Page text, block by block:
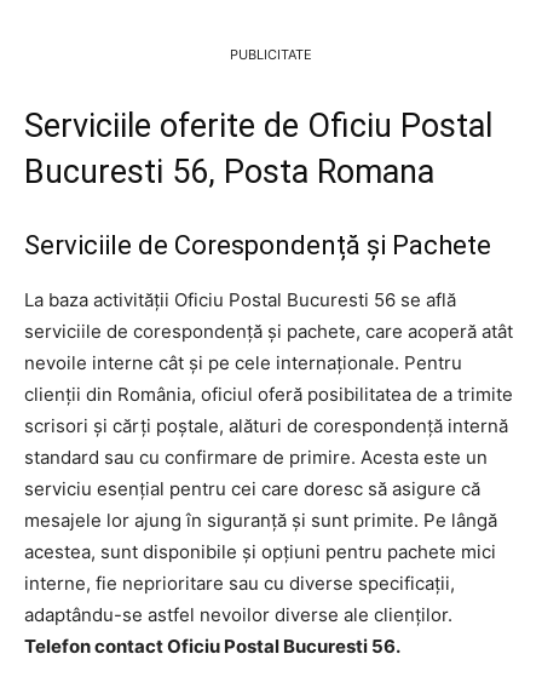
PUBLICITATE
Serviciile oferite de Oficiu Postal
Bucuresti 56, Posta Romana
Serviciile de Corespondență și Pachete
La baza activității Oficiu Postal Bucuresti 56 se află
serviciile de corespondență și pachete, care acoperă atât
nevoile interne cât și pe cele internaționale. Pentru
clienții din România, oficiul oferă posibilitatea de a trimite
scrisori și cărți poștale, alături de corespondență internă
standard sau cu confirmare de primire. Acesta este un
serviciu esențial pentru cei care doresc să asigure că
mesajele lor ajung în siguranță și sunt primite. Pe lângă
acestea, sunt disponibile și opțiuni pentru pachete mici
interne, fie neprioritare sau cu diverse specificații,
adaptându-se astfel nevoilor diverse ale clienților.
Telefon contact Oficiu Postal Bucuresti 56.